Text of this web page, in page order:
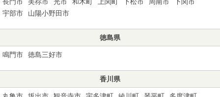
宇部市
山陽小野田市
徳島県
鳴門市 徳島三好市
香川県